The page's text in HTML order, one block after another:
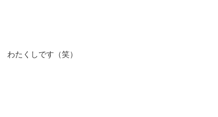
わたくしです（笑）